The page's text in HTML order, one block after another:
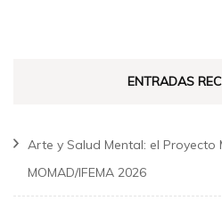
ENTRADAS
Arte y Salud Mental: el Proyecto
MOMAD/IFEMA 2026